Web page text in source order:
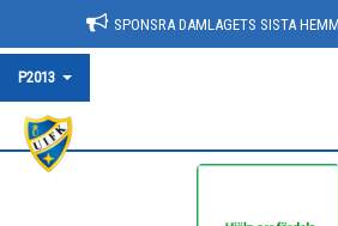
SPONSRA DAMLAGETS SISTA
P2013
HEM